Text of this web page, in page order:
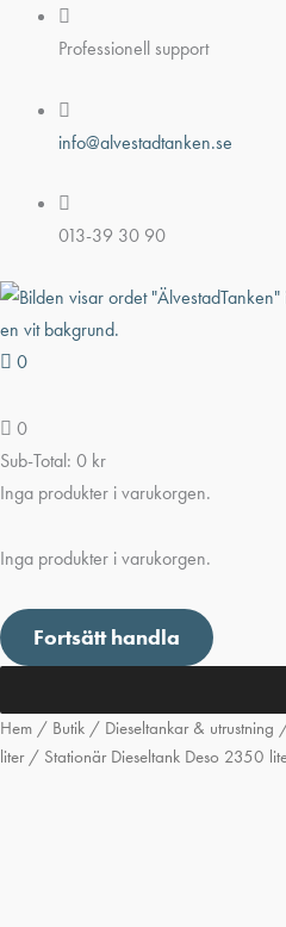
Hoppa
Professionell support
info@alvestadtanken.se
013-39 30 90
0
0
Sub-Total: 0 kr
Inga produkter i varukorgen.
Inga produkter i varukorgen.
Fortsätt handla
Hem / Butik / Dieseltankar & utrustning
liter/ Stationär Dieseltank Deso 2350